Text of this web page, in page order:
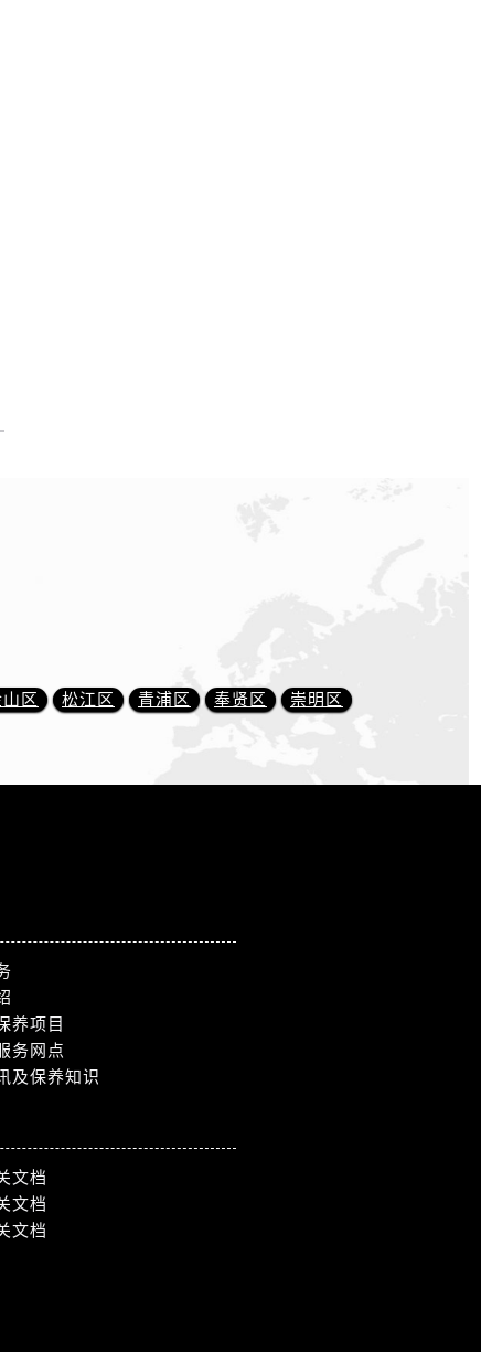
区 松江区 青浦区 奉贤区 崇明区
养项目
务网点
及保养知识
文档
文档
文档